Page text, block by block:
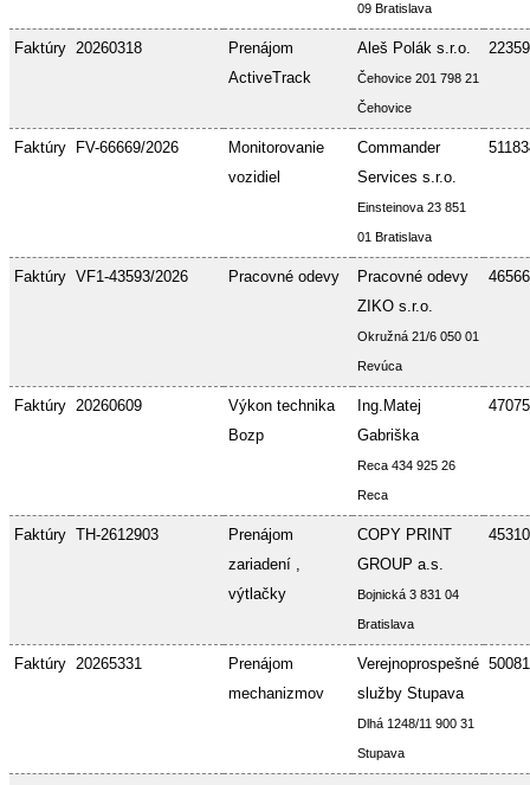
09 Bratislava
Faktúry 20260318
Prenájom
ActiveTrack
Aleš Polák s.r.o.
Čehovice 201 798 21
Čehovice
Faktúry FV-66669/2026
Monitorovanie
vozidiel
Commander
Services s.r.o.
Einsteinova 23 851
01 Bratislava
Faktúry VF1-43593/2026 Pracovné odevy
Pracovné odevy
ZIKO s.r.o.
Okružná 21/6 050 01
Revúca
Faktúry 20260609
Výkon technika
Bozp
Ing.Matej
Gabriška
Reca 434 925 26
Reca
Faktúry TH-2612903
Prenájom
zariadení ,
výtlačky
COPY PRINT
GROUP a.s.
Bojnická 3 831 04
Bratislava
Faktúry 20265331
Prenájom
mechanizmov
Verejnoprospešné
služby Stupava
Dlhá 1248/11 900 31
Stupava